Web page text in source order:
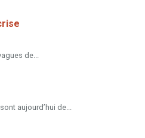
de...
aujourd’hui de...